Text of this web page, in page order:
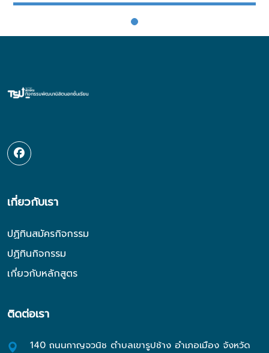
เกี่ยวกับเรา
ปฏิทินสมัครกิจกรรม
ปฏิทินกิจกรรม
เกี่ยวกับหลักสูตร
ติดต่อเรา
140 ถนนกาญจวนิช ตำบลเขารูปช้าง อำเภอเมือง จังหวัด